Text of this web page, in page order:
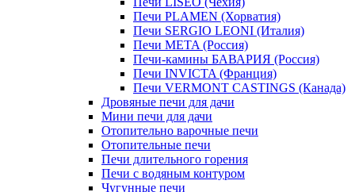
Печи PLAMEN (Хорватия)
Печи SERGIO LEONI (Италия)
Печи META (Россия)
Печи-камины БАВАРИЯ (Россия)
Печи INVICTA (Франция)
Печи VERMONT CASTINGS (Канада)
Дровяные печи для дачи
Мини печи для дачи
Отопительно варочные печи
Отопительные печи
Печи длительного горения
Печи с водяным контуром
Чугунные печи